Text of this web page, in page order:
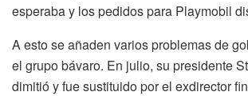
esperaba y los pedidos para Playmobil
A esto se añaden varios problemas de
el grupo bávaro. En julio, su presidente
dimitió y fue sustituido por el exdirector